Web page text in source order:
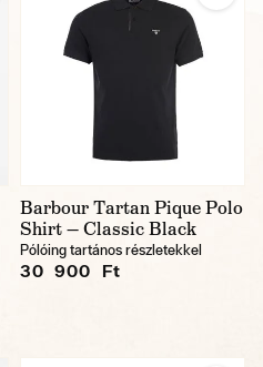
Barbour Tartan Pique Polo
Shirt — Classic Black
Pólóing tartános részletekkel
30 900 Ft